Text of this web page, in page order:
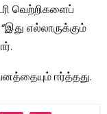
வெற்றிகளைப்
“இது எல்லாருக்கும்
ஈர்த்தது.